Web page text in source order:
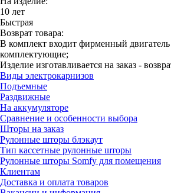
10 лет
Быстрая
Возврат товара:
В комплект входит фирменный
комплектующие;
Изделие изготавливается на заказ -
Виды электрокарнизов
Подъемные
Раздвижные
На аккумуляторе
Сравнение и особенности выбора
Шторы на заказ
Рулонные шторы блэкаут
Тип кассетные рулонные шторы
Рулонные шторы Somfy для помещения
Клиентам
Доставка и оплата товаров